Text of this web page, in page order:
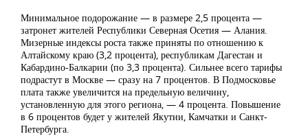
Минимальное подорожание — в размере 2,5 процента —
затронет жителей Республики Северная Осетия — Алания.
Мизерные индексы роста также приняты по отношению к
Алтайскому краю (3,2 процента), республикам Дагестан и
Кабардино-Балкарии (по 3,3 процента). Сильнее всего тарифы
подрастут в Москве — сразу на 7 процентов. В Подмосковье
плата также увеличится на предельную величину,
установленную для этого региона, — 4 процента. Повышение
в 6 процентов будет у жителей Якутии, Камчатки и Санкт-
Петербурга.